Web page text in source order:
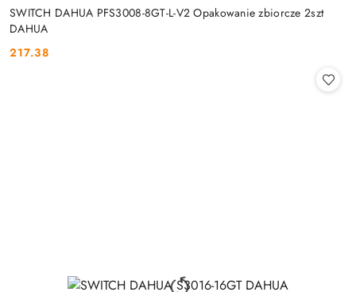
SWITCH DAHUA PFS3008-8GT-L-V2 Opakowanie zbiorcze 2szt
DAHUA
Cena:
217.38